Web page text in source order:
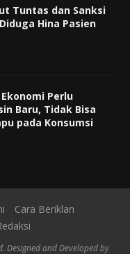
Tuntas dan Sanksi
Hina Pasien
Perlu
Baru, Tidak Bisa
pada Konsumsi
Cara Beriklan
Designed and Developed by